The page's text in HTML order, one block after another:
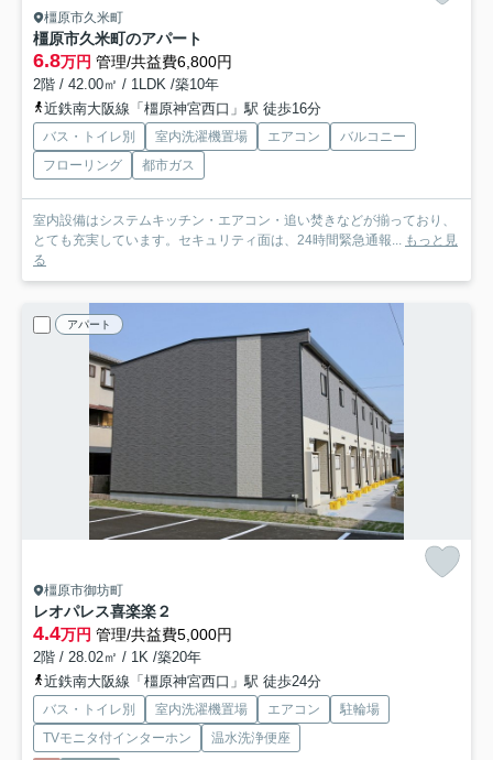
橿原市久米町
橿原市久米町のアパート
6.8万円 管理/共益費6,800円
2階 / 42.00㎡ / 1LDK /築10年
近鉄南大阪線「橿原神宮西口」駅 徒歩16分
バス・トイレ別 室内洗濯機置場 エアコン
バルコニー
フローリング
都市ガス
室内設備はシステムキッチン・エアコン・追い焚きなどが揃っており、
とても充実しています。セキュリティ面は、24時間緊急通報... もっと見
る
アパート
橿原市御坊町
レオパレス喜楽楽２
4.4万円 管理/共益費5,000円
2階 / 28.02㎡ / 1K /築20年
近鉄南大阪線「橿原神宮西口」駅 徒歩24分
バス・トイレ別 室内洗濯機置場 エアコン
駐輪場
TVモニタ付インターホン
温水洗浄便座